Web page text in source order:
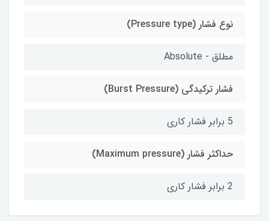
نوع فشار (Pressure type)
مطلق - Absolute
فشار ترکیدگی (Burst Pressure)
5 برابر فشار کاری
حداکثر فشار (Maximum pressure)
2 برابر فشار کاری